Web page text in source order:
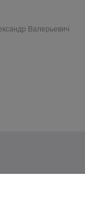
Валерьевич